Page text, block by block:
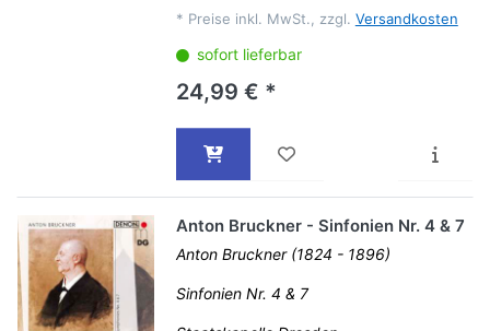
* Preise inkl. MwSt., zzgl. Versandkosten
sofort lieferbar
24,99 € *
Anton Bruckner - Sinfonien Nr. 4 & 7
Anton Bruckner (1824 - 1896)
Sinfonien Nr. 4 & 7